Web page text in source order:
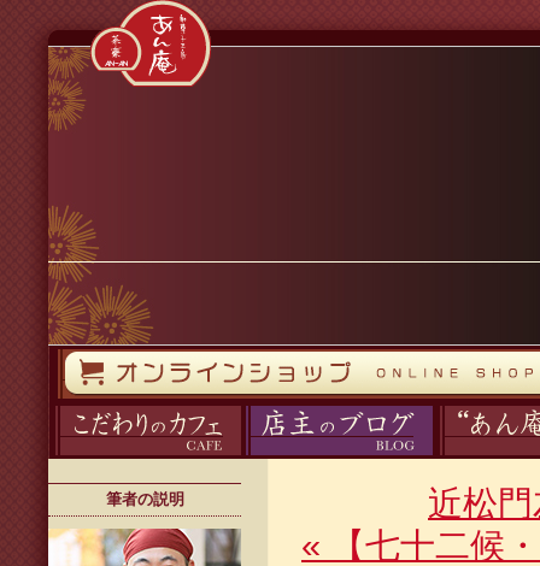
筆者の説明
近松
« 【七十二候